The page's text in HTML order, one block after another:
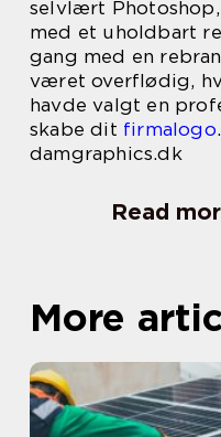
selvlært
med et uholdbart
gang med en
været overflødig,
havde valgt en
skabe dit firmalogo
damgraphics.dk
Read
More